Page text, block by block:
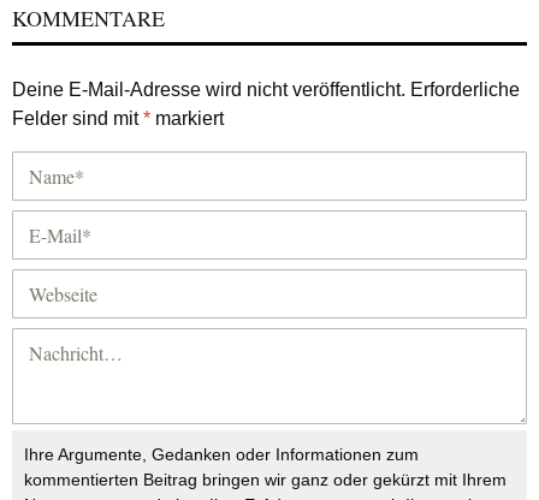
KOMMENTARE
Deine E-Mail-Adresse wird nicht veröffentlicht. Erforderliche
Felder sind mit* markiert
Ihre Argumente, Gedanken oder Informationen zum
kommentierten Beitrag bringen wir ganz oder gekürzt mit Ihrem